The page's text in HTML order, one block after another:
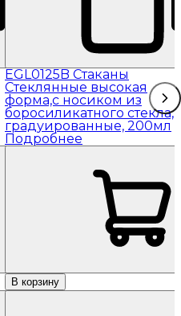
EGL0125B Стаканы
Стеклянные высокая
форма,с носиком из
боросиликатного стекла,
градуированные, 200мл
Подробнее
В корзину